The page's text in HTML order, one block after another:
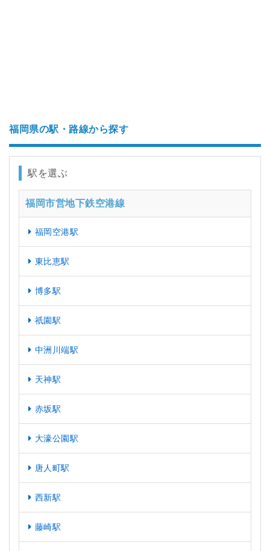
福岡県の駅・路線から探す
駅を選ぶ
福岡市営地下鉄空港線
福岡空港駅
東比恵駅
博多駅
祇園駅
中洲川端駅
天神駅
赤坂駅
大濠公園駅
唐人町駅
西新駅
藤崎駅